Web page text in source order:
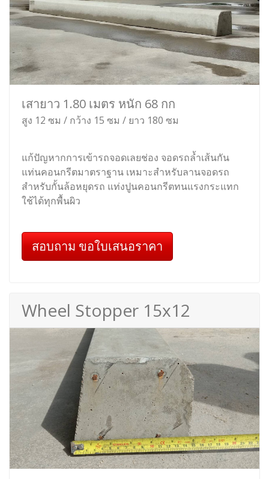
เสายาว 1.80 เมตร หนัก 68 กก
สูง 12 ซม / กว้าง 15 ซม / ยาว 180 ซม
แก้ปัญหากการเข้ารถจอดเลยช่อง จอดรถล้ำเส้นกัน
แท่นคอนกรีตมาตราฐาน เหมาะสำหรับลานจอดรถ
สำหรับกั้นล้อหยุดรถ แท่งปูนคอนกรีตทนแรงกระแทก
ใช้ได้ทุกพื้นผิว
สอบถาม ขอใบเสนอราคา
Wheel Stopper 15x12